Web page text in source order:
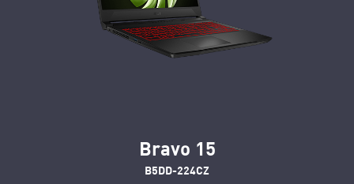
Bravo 15
B5DD-224CZ